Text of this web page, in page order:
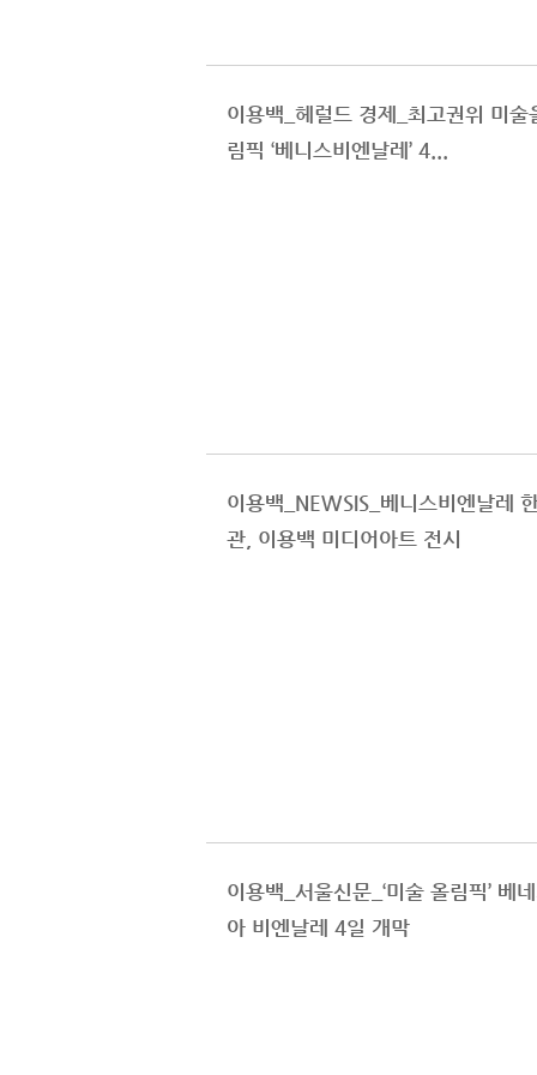
이용백_헤럴드 경제_최고권위 미술
림픽 ‘베니스비엔날레’ 4...
이용백_NEWSIS_베니스비엔날레
관, 이용백 미디어아트 전시
이용백_서울신문_‘미술 올림픽’ 베
아 비엔날레 4일 개막